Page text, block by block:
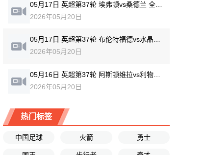
2026年05月20日
05月17日 英超第37轮 布伦特福德vs水晶宫 全场录像回放
2026年05月20日
2026年05月20日
热门标签
中国足球 火箭 勇士